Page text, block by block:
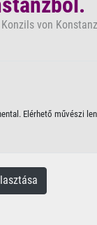
von
Elérhető művészi